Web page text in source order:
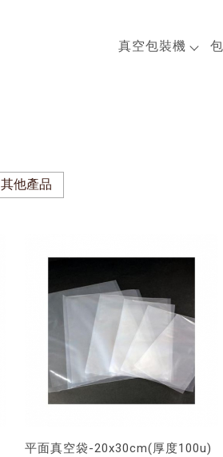
真空包裝機
其他產品
平面真空袋-20x30cm(厚度100u)